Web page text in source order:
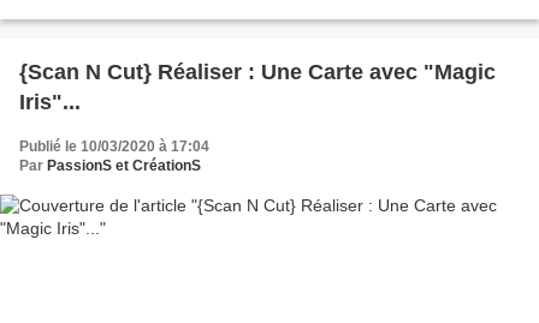
{Scan N Cut} Réaliser : Une Carte avec "Magic
Iris"...
Publié le 10/03/2020 à 17:04
Par PassionS et CréationS